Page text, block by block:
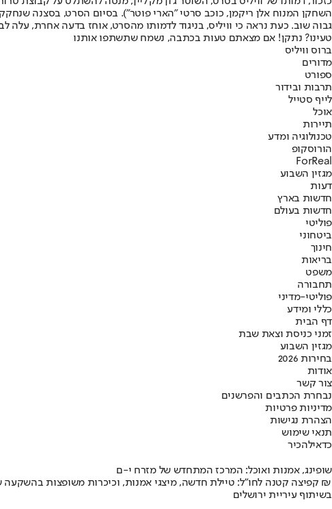
השחקן המנוח אלן ריקמן, כוכב סרטי "הארי פוטר"). בסיום הסרט, בסצנה
גבוה שוב. כעת נראה כי וויליס, בניגוד לדמותו מהסרט, אוחז בדעה אחרת, עלה
טעינו? נתקן! אם מצאתם טעות בכתבה, נשמח שתשתפו אותנו
ברוס וויליס
מדורים
ספורט
תרבות ובידור
לייף סטייל
אוכל
תיירות
טכנולוגיה ומדע
הורוסקופ
ForReal
מגזין השבוע
דעות
חדשות בארץ
חדשות בעולם
פוליטי
ביטחוני
חינוך
בריאות
משפט
תחבורה
פוליטי-מדיני
כללי ומידע
דף הבית
זמני כניסת וצאת שבת
מגזין השבוע
בחירות 2026
אודות
צור קשר
נבחרת הכתבים והפרשנים
מדיניות פרטיות
הצהרת נגישות
תנאי שימוש
כדאילהכיר
שופינג, אמנות ואוכל: המרכז המתחדש של מזרח י-ם
קפיצה קטנה לחו"ל: טיילת חדשה, מיצגי אמנות, וכיכרות משופצות בהשקעה של 100 מיליון ₪
בשיתוף עיריית ירושלים